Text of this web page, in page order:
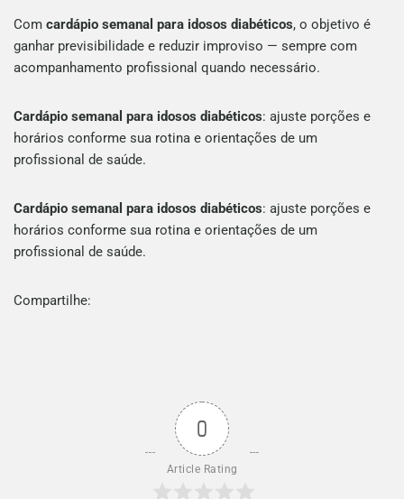
Com cardápio semanal para idosos diabéticos, o objetivo é
ganhar previsibilidade e reduzir improviso — sempre com
acompanhamento profissional quando necessário.
Cardápio semanal para idosos diabéticos: ajuste porções e
horários conforme sua rotina e orientações de um
profissional de saúde.
Cardápio semanal para idosos diabéticos: ajuste porções e
horários conforme sua rotina e orientações de um
profissional de saúde.
Compartilhe:
0
Article Rating